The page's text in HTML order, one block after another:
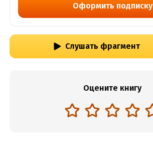
Оформить подписку
Слушать фрагмент
Оцените книгу